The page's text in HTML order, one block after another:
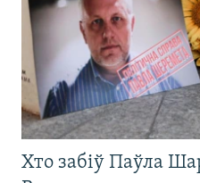
Хто забіў Паўла